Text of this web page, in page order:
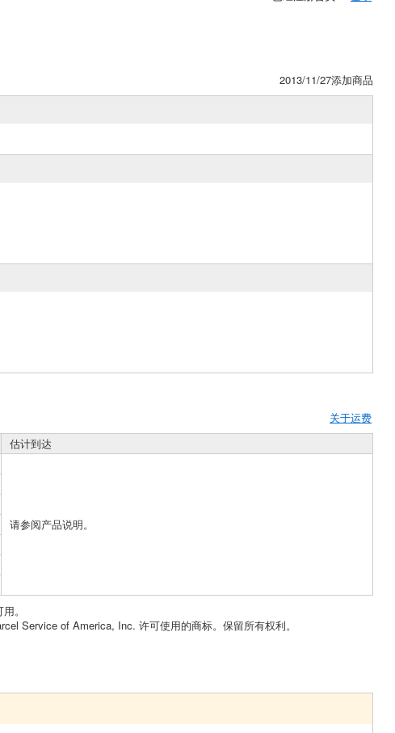
2013/11/27添加商品
关于运费
估计到达
请参阅产品说明。
。
Service of America, Inc. 许可使用的商标。保留所有权利。